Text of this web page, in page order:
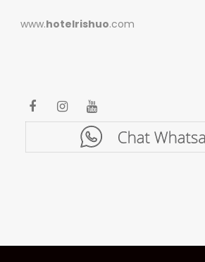
www.hotelrishuo.com